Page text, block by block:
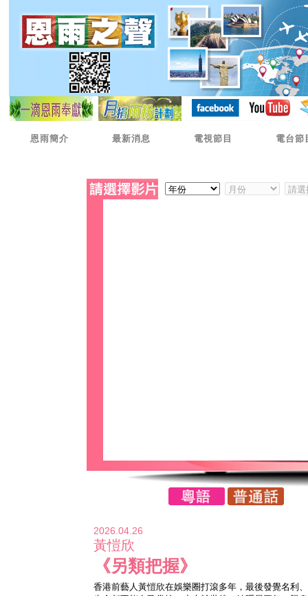
恩雨簡介 最新消息 電視節目 電台節
2026.04.26
黃愷欣
《另類把握》
香港前藝人黃愷欣在娛樂圈打滾多年，最後發覺名利